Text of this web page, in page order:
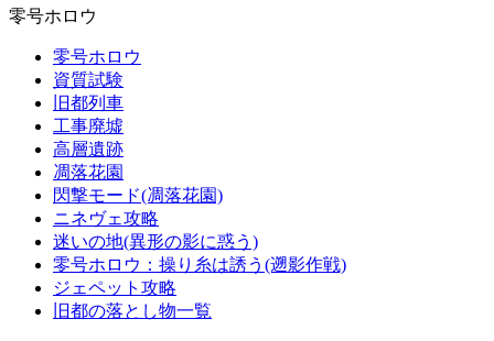
零号ホロウ
零号ホロウ
資質試験
旧都列車
工事廃墟
高層遺跡
凋落花園
閃撃モード(凋落花園)
ニネヴェ攻略
迷いの地(異形の影に惑う)
零号ホロウ：操り糸は誘う(遡影作戦)
ジェペット攻略
旧都の落とし物一覧